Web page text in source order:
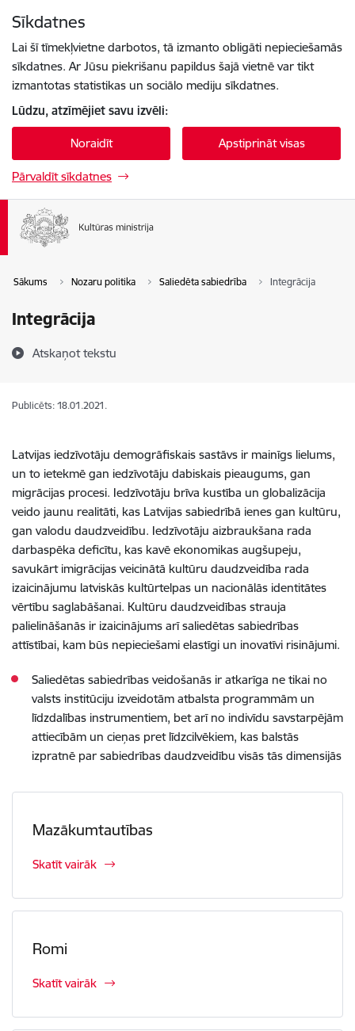
Sīkdatnes
Lai šī tīmekļvietne darbotos, tā izmanto obligāti nepieciešamās
sīkdatnes. Ar Jūsu piekrišanu papildus šajā vietnē var tikt
izmantotas statistikas un sociālo mediju sīkdatnes.
Lūdzu, atzīmējiet savu izvēli:
Noraidīt Apstiprināt visas
Pārvaldīt sīkdatnes
Sākums Nozaru politika Saliedēta sabiedrība Integrācija
Integrācija
Atskaņot tekstu
Publicēts: 18.01.2021.
Latvijas iedzīvotāju demogrāfiskais sastāvs ir mainīgs lielums,
un to ietekmē gan iedzīvotāju dabiskais pieaugums, gan
migrācijas procesi. Iedzīvotāju brīva kustība un globalizācija
veido jaunu realitāti, kas Latvijas sabiedrībā ienes gan kultūru,
gan valodu daudzveidību. Iedzīvotāju aizbraukšana rada
darbaspēka deficītu, kas kavē ekonomikas augšupeju,
savukārt imigrācijas veicinātā kultūru daudzveidība rada
izaicinājumu latviskās kultūrtelpas un nacionālās identitātes
vērtību saglabāšanai. Kultūru daudzveidības strauja
palielināšanās ir izaicinājums arī saliedētas sabiedrības
attīstībai, kam būs nepieciešami elastīgi un inovatīvi risinājumi.
Saliedētas sabiedrības veidošanās ir atkarīga ne tikai no
valsts institūciju izveidotām atbalsta programmām un
līdzdalības instrumentiem, bet arī no indivīdu savstarpējām
attiecībām un cieņas pret līdzcilvēkiem, kas balstās
izpratnē par sabiedrības daudzveidību visās tās dimensijās
Mazākumtautības
Skatīt vairāk
Romi
Skatīt vairāk